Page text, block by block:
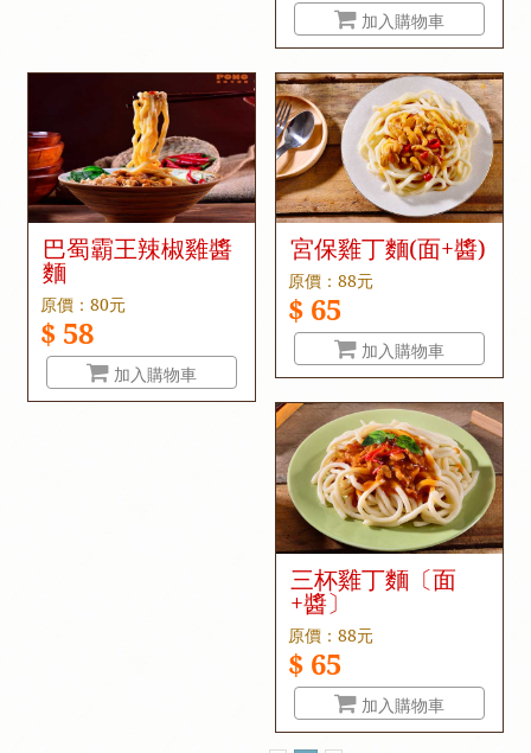
加入購物車
巴蜀霸王辣椒雞醬
麵
原價：80元
$ 58
加入購物車
宮保雞丁麵(面+醬)
原價：88元
$ 65
加入購物車
三杯雞丁麵〔面
+醬〕
原價：88元
$ 65
加入購物車